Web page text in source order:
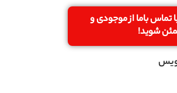
تماس باما از موجودی و
شوید!